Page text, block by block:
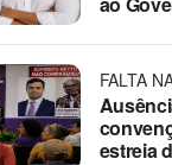
FALTA
estreia